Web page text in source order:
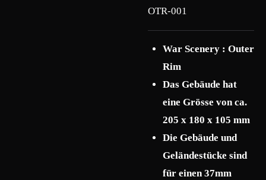
OTR-001
War Scenery : Outer
Rim
Das Gebäude hat
eine Grösse von ca.
205 x 180 x 105 mm
Die Gebäude und
Geländestücke sind
für einen 37mm